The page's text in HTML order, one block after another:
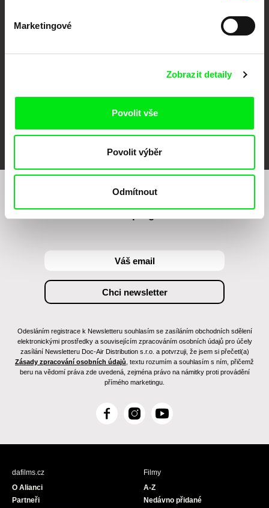
Marketingové
Zobrazit detaily
Povolit vše
Povolit výběr
Odmítnout
Odesláním registrace k Newsletteru souhlasím se zasíláním obchodních sdělení
elektronickými prostředky a souvisejícím zpracováním osobních údajů pro účely
zasílání Newsletteru Doc-Air Distribution s.r.o. a potvrzuji, že jsem si přečetl(a)
Zásady zpracování osobních údajů , textu rozumím a souhlasím s ním, přičemž
beru na vědomí práva zde uvedená, zejména právo na námitky proti provádění
přímého marketingu.
F
c
I
s
Y
u
dafilms.cz
O Alianci
Partneři
Filmy
A-Z
Nedávno přidané